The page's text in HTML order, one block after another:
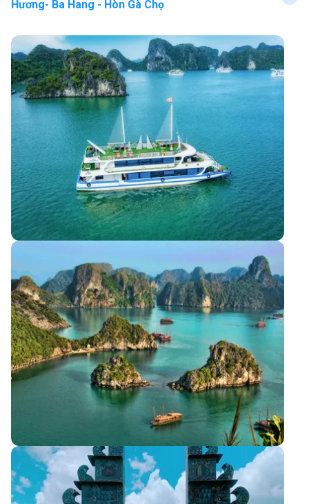
Hương- Ba Hang - Hòn Gà Chọ